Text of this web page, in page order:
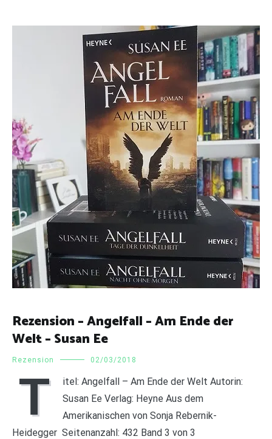
Rezension – Angelfall – Am Ende der
Welt – Susan Ee
Rezension 02/03/2018
T
itel: Angelfall – Am Ende der Welt Autorin:
Susan Ee Verlag: Heyne Aus dem
Amerikanischen von Sonja Rebernik-
Heidegger Seitenanzahl: 432 Band 3 von 3